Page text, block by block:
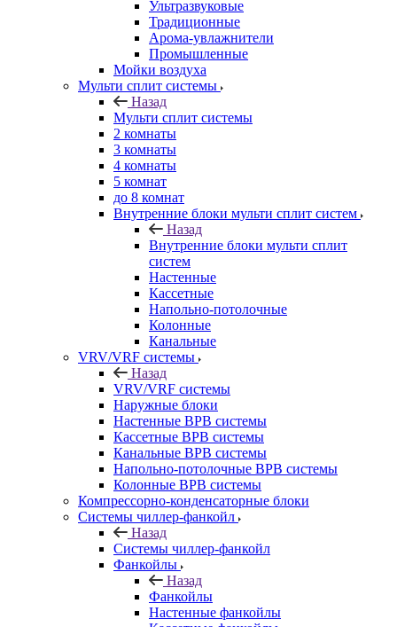
Ультразвуковые
Традиционные
Арома-увлажнители
Промышленные
Мойки воздуха
Мульти сплит системы
Назад
Мульти сплит системы
2 комнаты
3 комнаты
4 комнаты
5 комнат
до 8 комнат
Внутренние блоки мульти сплит систем
Назад
Внутренние блоки мульти сплит
систем
Настенные
Кассетные
Напольно-потолочные
Колонные
Канальные
VRV/VRF системы
Назад
VRV/VRF системы
Наружные блоки
Настенные ВРВ системы
Кассетные ВРВ системы
Канальные ВРВ системы
Напольно-потолочные ВРВ системы
Колонные ВРВ системы
Компрессорно-конденсаторные блоки
Системы чиллер-фанкойл
Назад
Системы чиллер-фанкойл
Фанкойлы
Назад
Фанкойлы
Настенные фанкойлы